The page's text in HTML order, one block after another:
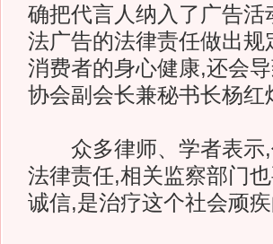
确把代言人纳入了广告
法广告的法律责任做出规
消费者的身心健康,还会
协会副会长兼秘书长杨红
众多律师、学者表示,
法律责任,相关监察部门
诚信,是治疗这个社会顽疾